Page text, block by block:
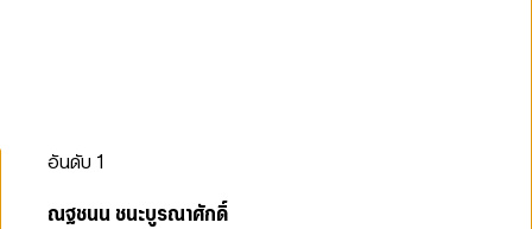
อันดับ 1
ณฐชนน ชนะบูรณาศักดิ์